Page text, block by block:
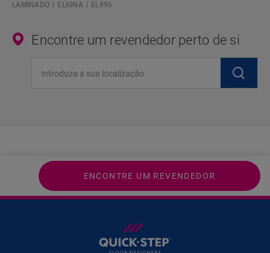
LAMINADO ELIGNA EL996
Encontre um revendedor perto de si
ENCONTRE UM REVENDEDOR